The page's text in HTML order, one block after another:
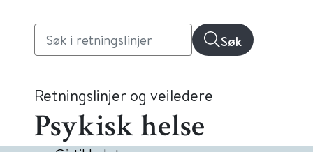
Søk
Retningslinjer og veiledere
Psykisk helse